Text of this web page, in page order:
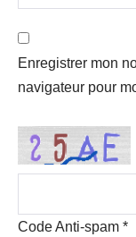
Enregistrer mon
navigateur pour
Code Anti-spam *